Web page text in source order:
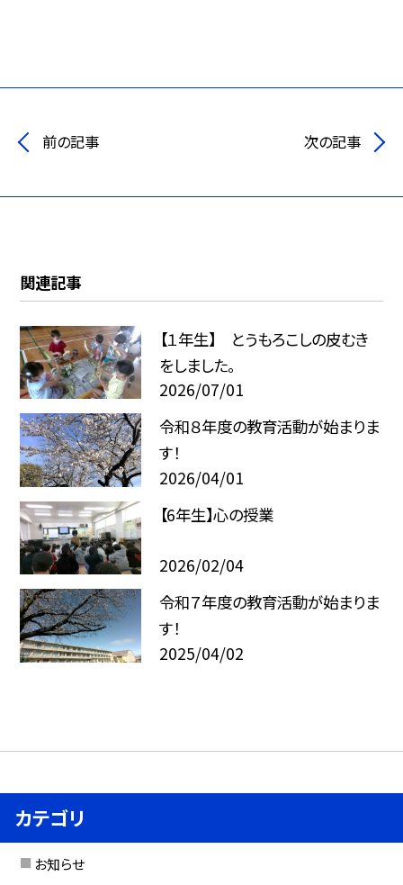
前の記事 次の記事
関連記事
【１年生】 とうもろこしの皮むき
をしました。
2026/07/01
令和８年度の教育活動が始まりま
す！
2026/04/01
【6年生】心の授業
2026/02/04
令和７年度の教育活動が始まりま
す！
2025/04/02
カテゴリ
お知らせ